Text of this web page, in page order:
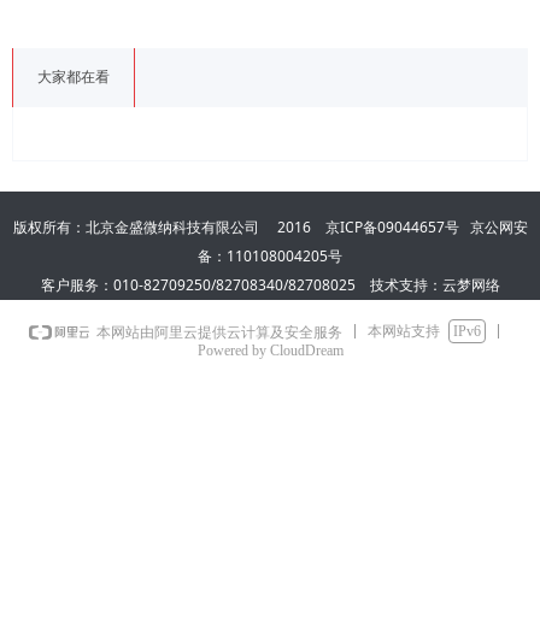
大家都在看
版权所有：北京金盛微纳科技有限公司 2016 京ICP备09044657号京公网安
备：110108004205号
客户服务：010-82709250/82708340/82708025 技术支持：云梦网络
本网站由阿里云提供云计算及安全服务 本网站支持
IPv6
Powered by CloudDream